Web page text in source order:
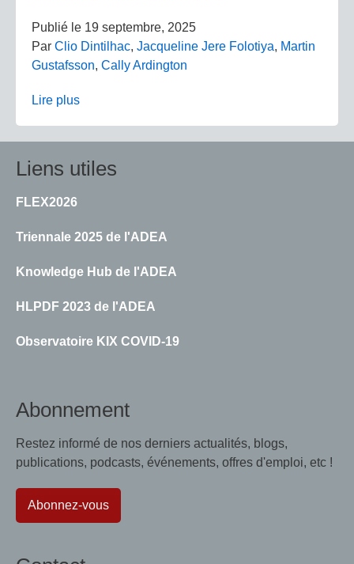
Publié le 19 septembre, 2025
Par Clio Dintilhac, Jacqueline Jere Folotiya, Martin
Gustafsson, Cally Ardington
Lire plus
Liens utiles
FLEX2026
Triennale 2025 de l'ADEA
Knowledge Hub de l'ADEA
HLPDF 2023 de l'ADEA
Observatoire KIX COVID-19
Abonnement
Restez informé de nos derniers actualités, blogs,
publications, podcasts, événements, offres d'emploi, etc !
Abonnez-vous